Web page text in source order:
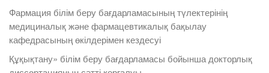
Фармация білім беру бағдарламасының түлектерінің
медициналық және фармацевтикалық бақылау
кафедрасының өкілдерімен кездесуі
Құқықтану» білім беру бағдарламасы бойынша докторлық